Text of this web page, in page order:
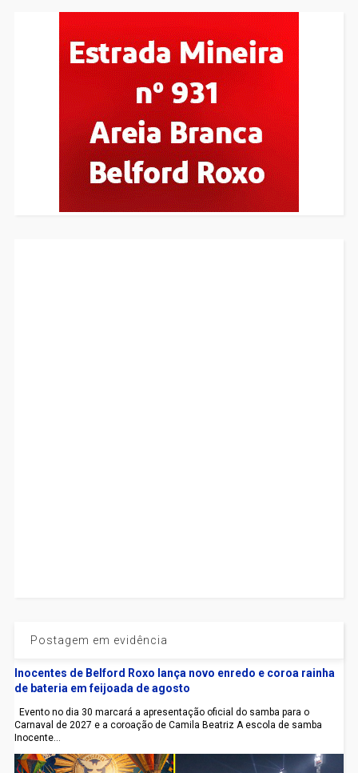
Postagem em evidência
Inocentes de Belford Roxo lança novo enredo e coroa rainha
de bateria em feijoada de agosto
Evento no dia 30 marcará a apresentação oficial do samba para o
Carnaval de 2027 e a coroação de Camila Beatriz A escola de samba
Inocente...